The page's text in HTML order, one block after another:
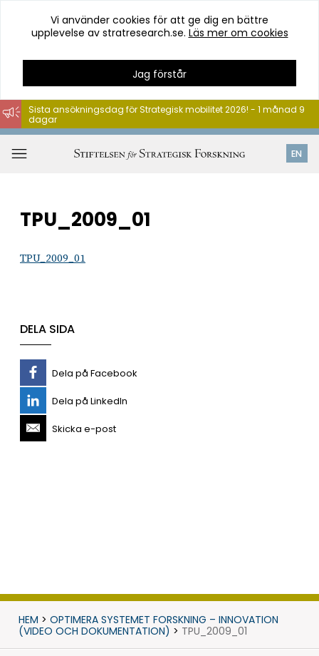
Hoppa
till
innehåll
Vi använder cookies för att ge dig en bättre
upplevelse av stratresearch.se. Läs mer om cookies
Jag förstår
EN
Sista ansökningsdag för Strategisk mobilitet 2026! - 1 månad 9
dagar
TPU_2009_01
TPU_2009_01
DELA SIDA
Dela på Facebook
Dela på LinkedIn
Skicka e-post
HEM > OPTIMERA SYSTEMET FORSKNING – INNOVATION
(VIDEO OCH DOKUMENTATION) > TPU_2009_01